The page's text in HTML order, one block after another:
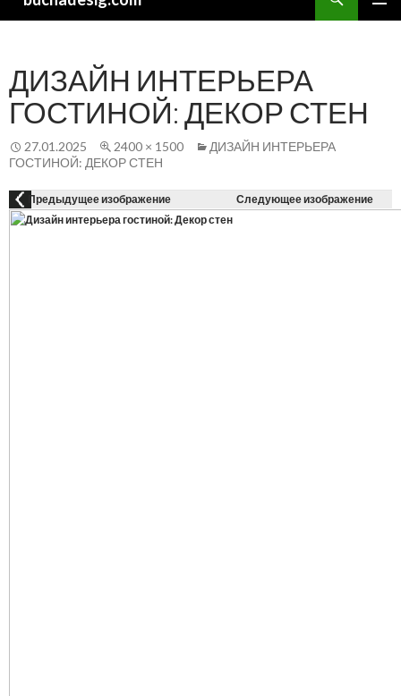
ДИЗАЙН ИНТЕРЬЕРА
ГОСТИНОЙ: ДЕКОР СТЕН
27.01.2025 2400 × 1500
ДИЗАЙН ИНТЕРЬЕРА
ГОСТИНОЙ: ДЕКОР СТЕН
Предыдущее изображение Следующее изображение